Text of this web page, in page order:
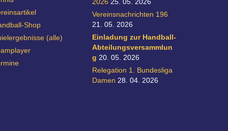
Shop
(alle)
Vereinsnachrichten 196
21. 05. 2026
Einladung zur Handball-
Abteilungsversammlun
g 20. 05. 2026
Relegation 1. Bundesliga
Damen 28. 04. 2026